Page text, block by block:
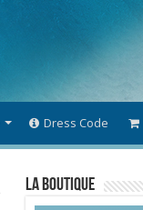
Dress Code
La Boutique